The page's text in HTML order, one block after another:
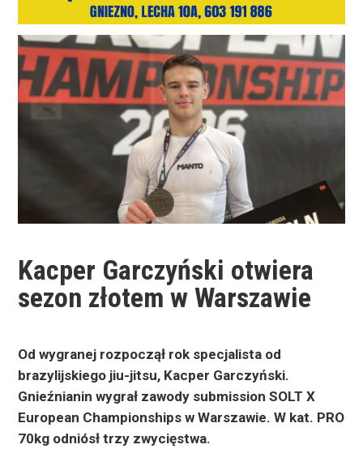
Kacper Garczyński otwiera
sezon złotem w Warszawie
Od wygranej rozpoczął rok specjalista od
brazylijskiego jiu-jitsu, Kacper Garczyński.
Gnieźnianin wygrał zawody submission SOLT X
European Championships w Warszawie. W kat. PRO
70kg odniósł trzy zwycięstwa.